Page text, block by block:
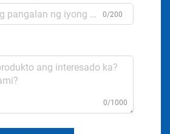
0/200
0/1000